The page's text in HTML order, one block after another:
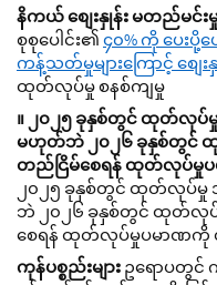
နိကယ် စျေးနှုန်း မတည်မင်း
စုစုပေါင်း၏ ၄၀% ကို ပေး
ကန့်သတ်မှုများကြောင့် စျေး
ထုတ်လုပ်မှု စနစ်ကျမှု
။ ၂၀၂၅ ခုနှစ်တွင် ထုတ်လုပ်
မဟုတ်ဘဲ ၂၀၂၆ ခုနှစ်တွင်
တည်ငြိမ်စေရန် ထုတ်လုပ်မှု
၂၀၂၅ ခုနှစ်တွင် ထုတ်လုပ်မှု
ဘဲ ၂၀၂၆ ခုနှစ်တွင် ထုတ်လု
စေရန် ထုတ်လုပ်မှုပမာဏကို
ကုန်ပစ္စည်းများ ဥရောပတွင်